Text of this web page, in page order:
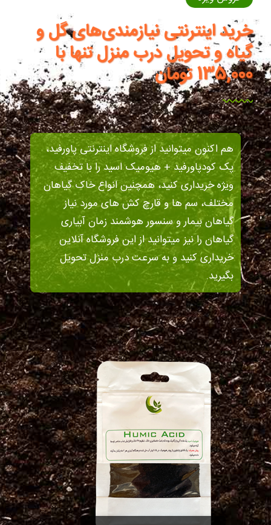
خرید اینترنتی نیازمندی‌های گل و
گیاه و تحویل درب منزل تنها با
135,000 تومان
هم اکنون میتوانید از فروشگاه اینترنتی پاورفید،
پک کودپاورفید + هیومیک اسید را با تخفیف
ویژه خریداری کنید، همچنین انواع خاک گیاهان
مختلف، سم ها و قارچ کش های مورد نیاز
گیاهان بیمار و سنسور هوشمند زمان آبیاری
گیاهان را نیز میتوانید از این فروشگاه آنلاین
خریداری کنید و به سرعت درب منزل تحویل
بگیرید.